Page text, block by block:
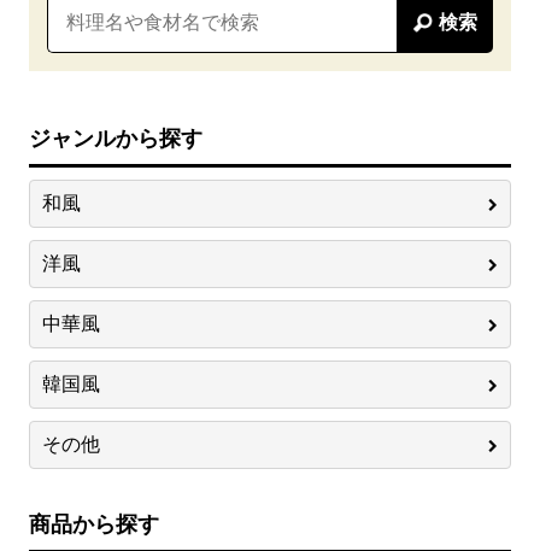
検索
ジャンルから探す
和風
洋風
中華風
韓国風
その他
商品から探す